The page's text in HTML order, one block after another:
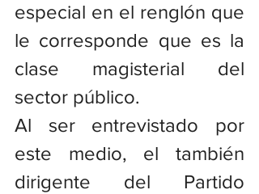
especial en el renglón que
le corresponde que es la
clase magisterial del
sector público.
Al ser entrevistado por
este medio, el también
dirigente del Partido